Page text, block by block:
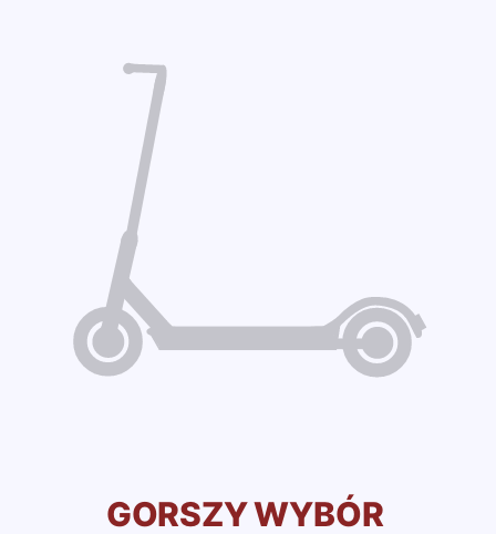
GORSZY WYBÓR